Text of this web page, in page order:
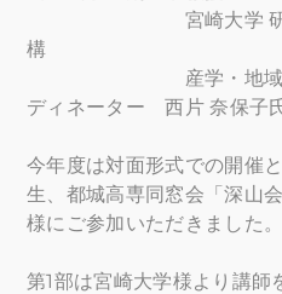
宮崎大学 研究・
構
産学・地域連携部
ディネーター 西片 奈保子
今年度は対面形式での開催
生、都城高専同窓会「深山
様にご参加いただきました。
第1部は宮崎大学様より講